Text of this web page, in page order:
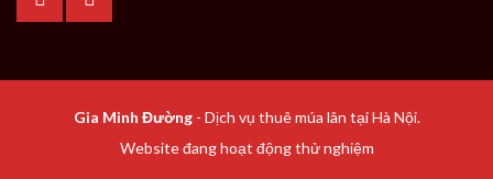
Gia Minh Đường- Dịch vụ thuê múa lân tại Hà Nội.
Website đang hoạt động thử nghiệm